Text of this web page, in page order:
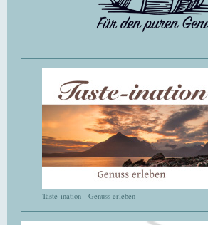
Taste-ination - Genuss erleben